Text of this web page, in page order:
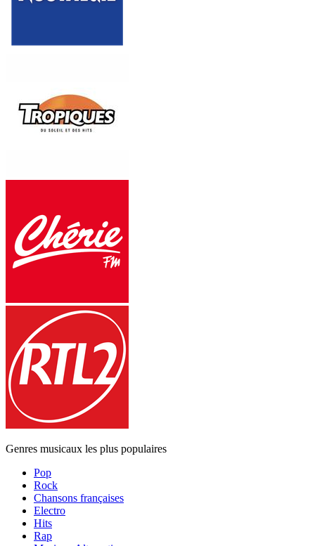
Genres musicaux les plus populaires
Pop
Rock
Chansons françaises
Electro
Hits
Rap